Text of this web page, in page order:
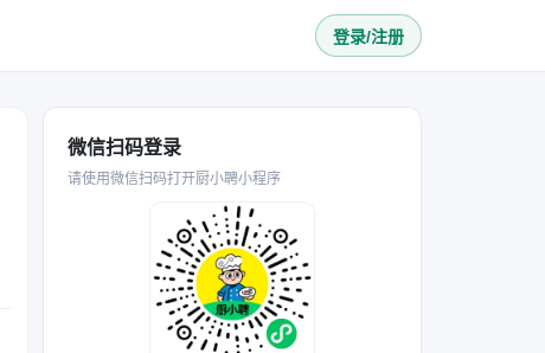
微信扫码登录
请使用微信扫码打开厨小聘小程序
登录/注册